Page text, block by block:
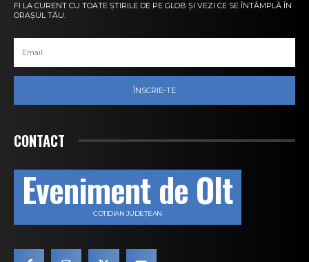
FI LA CURENT CU TOATE ȘTIRILE DE PE GLOB ȘI VEZI CE SE ÎNTÂMPLĂ ÎN
ORAȘUL TĂU.
ÎNSCRIE-TE
CONTACT
Eveniment de Olt
COTIDIAN JUDEȚEAN